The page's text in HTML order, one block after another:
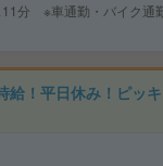
11分 ※車通勤・バイク通
給！平日休み！ピッ